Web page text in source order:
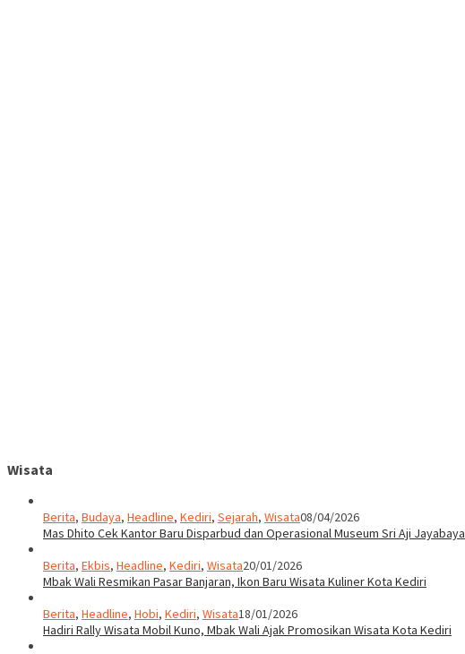
Wisata
Berita, Budaya, Headline, Kediri, Sejarah, Wisata08/04/2026
Mas Dhito Cek Kantor Baru Disparbud dan Operasional Museum Sri Aji Jayabaya
Berita, Ekbis, Headline, Kediri, Wisata20/01/2026
Mbak Wali Resmikan Pasar Banjaran, Ikon Baru Wisata Kuliner Kota Kediri
Berita, Headline, Hobi, Kediri, Wisata18/01/2026
Hadiri Rally Wisata Mobil Kuno, Mbak Wali Ajak Promosikan Wisata Kota Kediri